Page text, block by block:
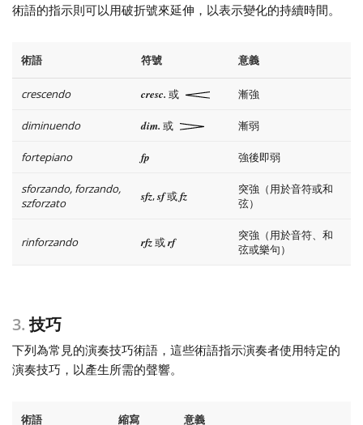
術語的指示則可以用破折號來延伸，以表示變化的持續時間。
術語 符號 意義
crescendo cresc. 或 漸強
diminuendo dim. 或 漸弱
fortepiano fp 強後即弱
sforzando, forzando,
szforzato
sfz,sf或fz
突強（用於音符或和
弦）
rinforzando rfz或rf
突強（用於音符、和
弦或樂句）
3. 技巧
下列為常見的演奏技巧術語，這些術語指示演奏者使用特定的
演奏技巧，以產生所需的聲響。
術語 縮寫 意義